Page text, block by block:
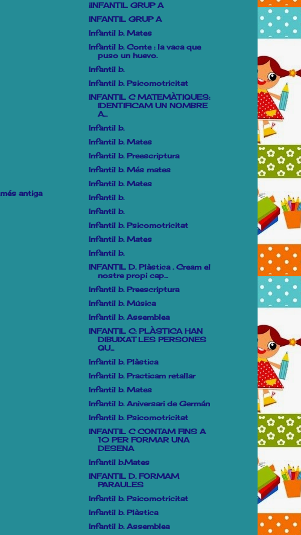
antiga
iINFANTIL GRUP A
INFANTIL GRUP A
Infantil b. Mates
Infantil b. Conte : la vaca que
puso un huevo.
Infantil b.
Infantil b. Psicomotricitat
INFANTIL C MATEMÀTIQUES:
IDENTIFICAM UN NOMBRE
A...
Infantil b.
Infantil b. Mates
Infantil b. Preescriptura
Infantil b. Més mates
Infantil b. Mates
Infantil b.
Infantil b.
Infantil b. Psicomotricitat
Infantil b. Mates
Infantil b.
INFANTIL D. Plàstica . Cream el
nostre propi cap...
Infantil b. Preescriptura
Infantil b. Música
Infantil b. Assemblea
INFANTIL C: PLÀSTICA HAN
DIBUIXAT LES PERSONES
QU...
Infantil b. Plàstica
Infantil b. Practicam retallar
Infantil b. Mates
Infantil b. Aniversari de Germán
Infantil b. Psicomotricitat
INFANTIL C CONTAM FINS A
10 PER FORMAR UNA
DESENA
Infantil b.Mates
INFANTIL D. FORMAM
PARAULES
Infantil b. Psicomotricitat
Infantil b. Plàstica
Infantil b. Assemblea